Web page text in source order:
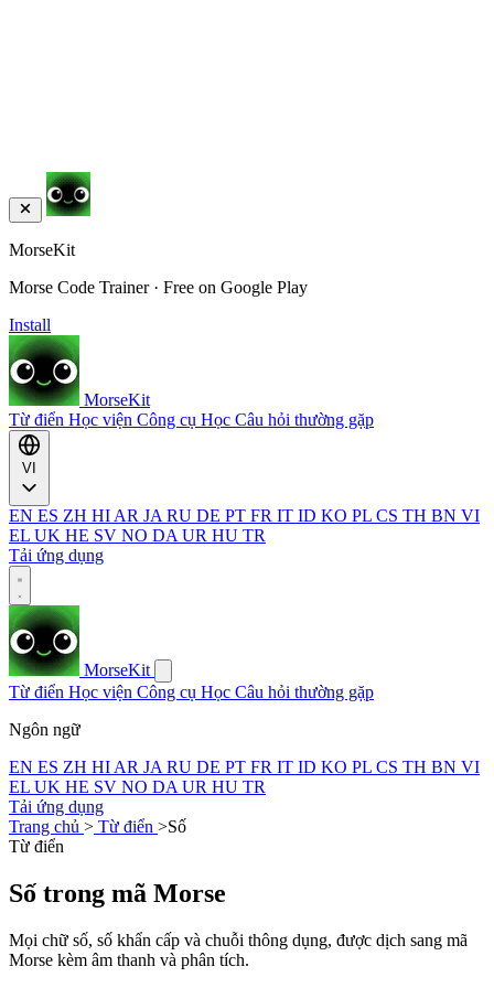
MorseKit
Morse Code Trainer · Free on Google Play
Install
MorseKit
Từ điển Học viện Công cụ Học Câu hỏi thường gặp
EN ES ZH HI AR JA RU DE PT FR IT ID KO PL CS TH BN VI
EL UK HE SV NO DA UR HU TR
Tải ứng dụng
MorseKit
Từ điển Học viện Công cụ Học Câu hỏi thường gặp
Ngôn ngữ
EN ES ZH HI AR JA RU DE PT FR IT ID KO PL CS TH BN VI
EL UK HE SV NO DA UR HU TR
Tải ứng dụng
Trang chủ > Từ điển >Số
Từ điển
Số trong mã Morse
Mọi chữ số, số khẩn cấp và chuỗi thông dụng, được dịch sang mã
Morse kèm âm thanh và phân tích.